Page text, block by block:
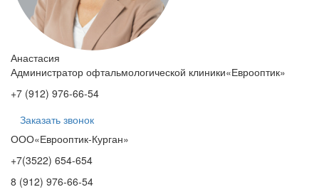
Анастасия
Администратор офтальмологической клиники«Еврооптик»
+7 (912) 976-66-54
Заказать звонок
ООО«Еврооптик-Курган»
+7(3522) 654-654
8 (912) 976-66-54